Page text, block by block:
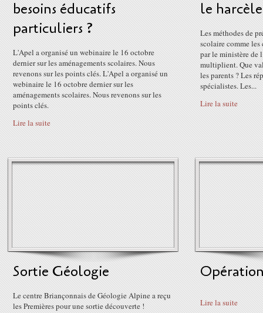
besoins éducatifs
particuliers ?
L'Apel a organisé un webinaire le 16 octobre
dernier sur les aménagements scolaires. Nous
revenons sur les points clés. L'Apel a organisé un
webinaire le 16 octobre dernier sur les
aménagements scolaires. Nous revenons sur les
points clés.
Lire la suite
le
Les méthodes de
scolaire comme les
par le ministère de
multiplient. Que
les parents ? Les
spécialistes. Les...
Lire la suite
Sortie Géologie
Le centre Briançonnais de Géologie Alpine a reçu
les Premières pour une sortie découverte !
Lire la suite